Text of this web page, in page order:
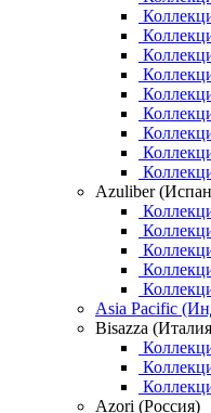
Azuliber
Asia Pacific
Bisazza
Azori (Россия)